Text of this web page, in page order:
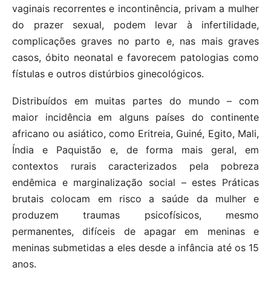
vaginais recorrentes e incontinência, privam a mulher
do prazer sexual, podem levar à infertilidade,
complicações graves no parto e, nas mais graves
casos, óbito neonatal e favorecem patologias como
fístulas e outros distúrbios ginecológicos.
Distribuídos em muitas partes do mundo – com
maior incidência em alguns países do continente
africano ou asiático, como Eritreia, Guiné, Egito, Mali,
Índia e Paquistão e, de forma mais geral, em
contextos rurais caracterizados pela pobreza
endêmica e marginalização social – estes Práticas
brutais colocam em risco a saúde da mulher e
produzem traumas psicofísicos, mesmo
permanentes, difíceis de apagar em meninas e
meninas submetidas a eles desde a infância até os 15
anos.